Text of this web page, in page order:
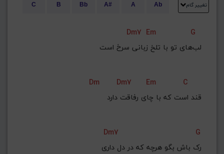
تغییر گام Ab
A
A#
Bb
B
C
Dm7 Em
G
لب‌های تو با تلخ زبانی سرخ است
Dm Dm7 Em
C
قند است که با چای رفاقت دارد
Dm7
G
رک باش بگو هرچه که در دل داری